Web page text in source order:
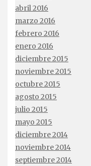
abril 2016
marzo 2016
febrero 2016
enero 2016
diciembre 2015
noviembre 2015
octubre 2015
agosto 2015
julio 2015
mayo 2015
diciembre 2014
noviembre 2014
septiembre 2014